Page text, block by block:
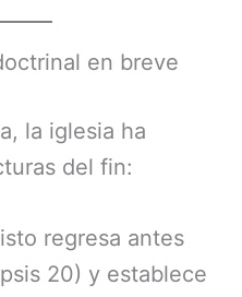
en breve
la iglesia ha
del fin:
regresa antes
20) y establece